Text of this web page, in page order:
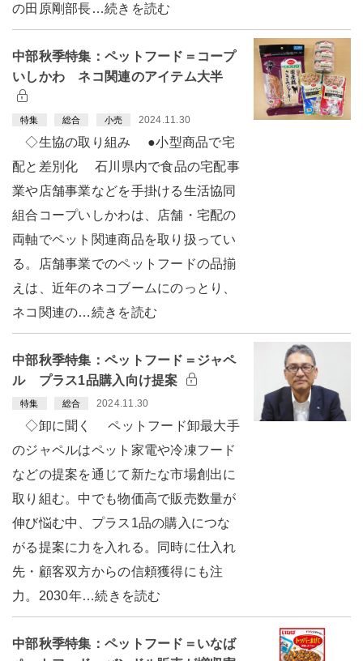
の田原剛部長…続きを読む
中部秋季特集：ペットフード＝コープ
いしかわ ネコ関連のアイテム大半
特集 総合 小売 2024.11.30
◇生協の取り組み ●小型商品で宅
配と差別化 石川県内で食品の宅配事
業や店舗事業などを手掛ける生活協同
組合コープいしかわは、店舗・宅配の
両軸でペット関連商品を取り扱ってい
る。店舗事業でのペットフードの品揃
えは、近年のネコブームにのっとり、
ネコ関連の…続きを読む
中部秋季特集：ペットフード＝ジャペ
ル プラス1品購入向け提案
特集 総合 2024.11.30
◇卸に聞く ペットフード卸最大手
のジャペルはペット家電や冷凍フード
などの提案を通じて新たな市場創出に
取り組む。中でも物価高で販売数量が
伸び悩む中、プラス1品の購入につな
がる提案に力を入れる。同時に仕入れ
先・顧客双方からの信頼獲得にも注
力。2030年…続きを読む
中部秋季特集：ペットフード＝いなば